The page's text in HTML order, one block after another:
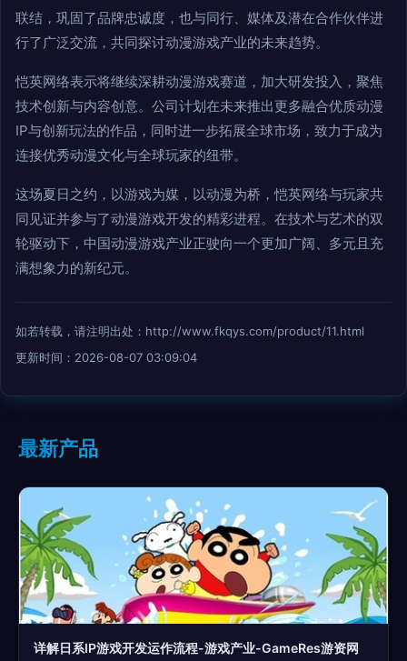
联结，巩固了品牌忠诚度，也与同行、媒体及潜在合作伙伴进
行了广泛交流，共同探讨动漫游戏产业的未来趋势。
恺英网络表示将继续深耕动漫游戏赛道，加大研发投入，聚焦
技术创新与内容创意。公司计划在未来推出更多融合优质动漫
IP与创新玩法的作品，同时进一步拓展全球市场，致力于成为
连接优秀动漫文化与全球玩家的纽带。
这场夏日之约，以游戏为媒，以动漫为桥，恺英网络与玩家共
同见证并参与了动漫游戏开发的精彩进程。在技术与艺术的双
轮驱动下，中国动漫游戏产业正驶向一个更加广阔、多元且充
满想象力的新纪元。
如若转载，请注明出处：http://www.fkqys.com/product/11.html
更新时间：2026-08-07 03:09:04
最新产品
详解日系IP游戏开发运作流程-游戏产业-GameRes游资网